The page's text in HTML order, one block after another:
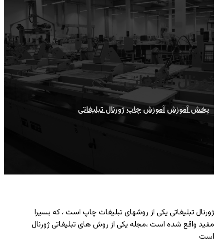
ژورنال تبلیغاتی
بخش آموزش آموزش چاپژورنال تبلیغاتی
ژورنال تبلیغاتی یکی از روشهای تبلیغات چاپ است ، که بسیرا
مفید واقع شده است ،مجله یکی از روش های تبلیغاتی ژورنال
است